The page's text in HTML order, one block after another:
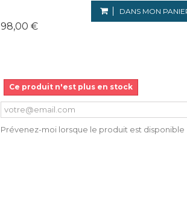
98,00 €
DANS MON
Ce produit n'est plus en stock
Prévenez-moi lorsque le produit est disponible